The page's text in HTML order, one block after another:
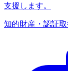
支援します。
知的財産・認証